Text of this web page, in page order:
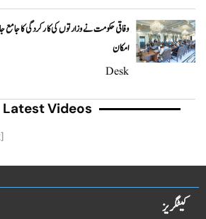
وفاقی حکومت نے وزارتوں کی کارکردگی کا جامع
امکان
Desk
Latest Videos
کیٹگریز